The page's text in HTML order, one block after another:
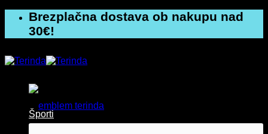
vsebino
Brezplačna dostava ob nakupu nad
30€!
Športi